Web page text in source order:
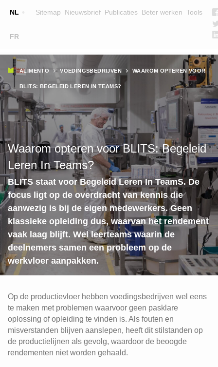
NL
FR
Sitemap Nieuwsbrief Publicaties Beter werken Tools
Main
navigation
OPLEIDINGEN
WIE ZIJN WE
TEAM
CONTACT
ZOEK EEN OPLEIDING
Kruimelpad
ALIMENTO VOEDINGSBEDRIJVEN WAAROM OPTEREN VOOR
BLITS: BEGELEID LEREN IN TEAMS?
Waarom opteren voor BLITS: Begeleid
Leren In Teams?
BLITS staat voor Begeleid Leren In TeamS. De
focus ligt op de overdracht van kennis die
aanwezig is bij de eigen medewerkers. Geen
klassieke opleiding dus, waarvan het rendement
vaak laag blijft. Wel leerteams waarin de
deelnemers samen een probleem op de
werkvloer aanpakken.
Op de productievloer hebben voedingsbedrijven wel eens
te maken met problemen waarvoor geen pasklare
oplossing of opleiding te vinden is. Als fouten en
misverstanden blijven aanslepen, heeft dit stilstanden op
de productielijnen als gevolg, waardoor de beoogde
rendementen niet worden gehaald.